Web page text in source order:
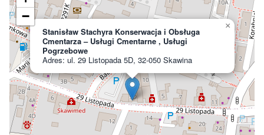
Stanisław Stachyra Konserwacja i Obsługa
Cmentarza – Usługi Cmentarne , Usługi
Pogrzebowe
Adres: ul. 29 Listopada 5D, 32-050 Skawina
×
−